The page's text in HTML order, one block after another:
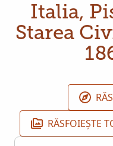
Italia,
Starea
RĂSFOIEȘTE